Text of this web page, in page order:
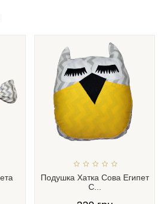
Подушка Хатка Сова Египет
С...